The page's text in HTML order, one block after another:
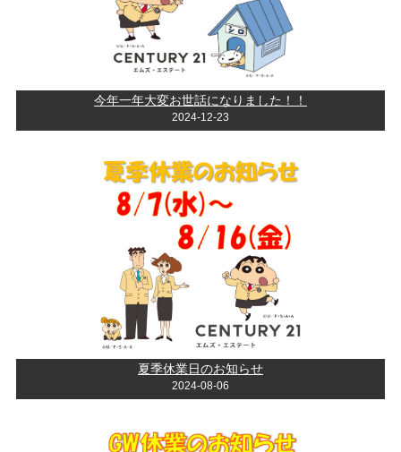
今年一年大変お世話になりました！！
2024-12-23
夏季休業日のお知らせ
2024-08-06